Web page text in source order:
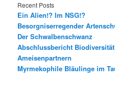
Recent Posts
Ein Alien!? Im NSG!?
Besorgniserregender
Der Schwalbenschwanz
Abschlussbericht
Ameisenpartnern
Myrmekophile Bläulinge im